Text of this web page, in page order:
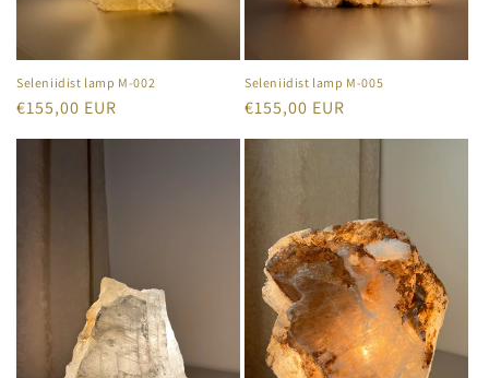
Seleniidist lamp M-002
Tavahind
€155,00 EUR
Seleniidist lamp M-005
Tavahind
€155,00 EUR